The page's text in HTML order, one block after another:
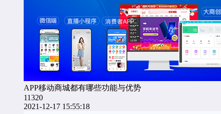
APP移动商城都有哪些功能与优势
11320
2021-12-17 15:55:18